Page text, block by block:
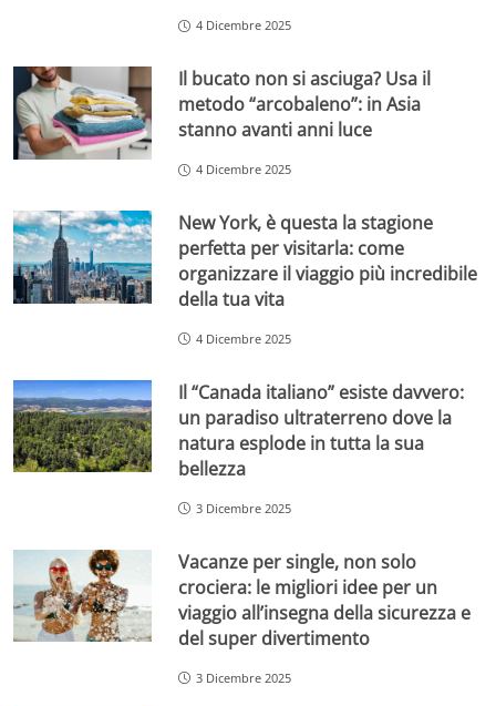
4 Dicembre 2025
Il bucato non si asciuga? Usa il
metodo “arcobaleno”: in Asia
stanno avanti anni luce
4 Dicembre 2025
New York, è questa la stagione
perfetta per visitarla: come
organizzare il viaggio più incredibile
della tua vita
4 Dicembre 2025
Il “Canada italiano” esiste davvero:
un paradiso ultraterreno dove la
natura esplode in tutta la sua
bellezza
3 Dicembre 2025
Vacanze per single, non solo
crociera: le migliori idee per un
viaggio all’insegna della sicurezza e
del super divertimento
3 Dicembre 2025